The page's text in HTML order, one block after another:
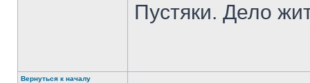
Пустяки. Дело
Вернуться к началу